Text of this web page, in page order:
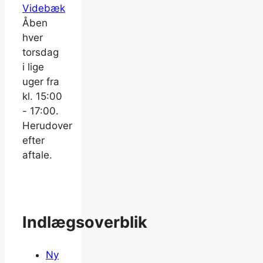
Videbæk
Åben
hver
torsdag
i lige
uger fra
kl. 15:00
- 17:00.
Herudover
efter
aftale.
Indlægsoverblik
Ny